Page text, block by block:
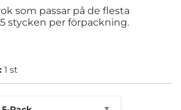
som passar på de flesta
stycken per förpackning.
1 st